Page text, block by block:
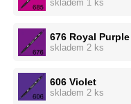
skladem 1 ks
676 Royal Purple
skladem 2 ks
606 Violet
skladem 2 ks